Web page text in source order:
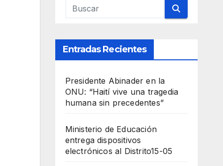
Entradas Recientes
Presidente Abinader en la
ONU: “Haití vive una tragedia
humana sin precedentes”
Ministerio de Educación
entrega dispositivos
electrónicos al Distrito15-05